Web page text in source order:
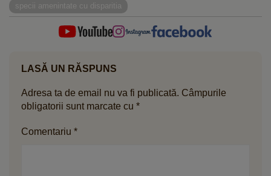
specii amenintate cu disparitia
LASĂ UN RĂSPUNS
Adresa ta de email nu va fi publicată. Câmpurile
obligatorii sunt marcate cu *
Comentariu *